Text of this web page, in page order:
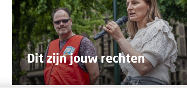
Dit zijn jouw rechten